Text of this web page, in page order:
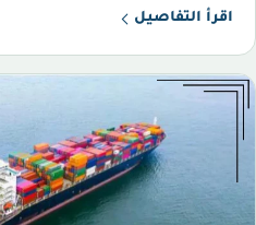
اقرأ التفاصيل